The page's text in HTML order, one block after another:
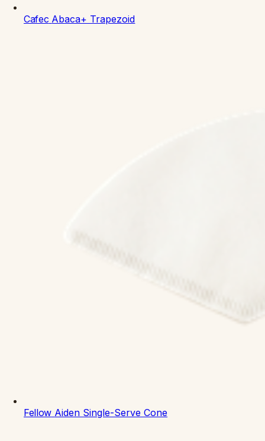
Cafec Abaca+ Trapezoid
Fellow Aiden Single-Serve Cone